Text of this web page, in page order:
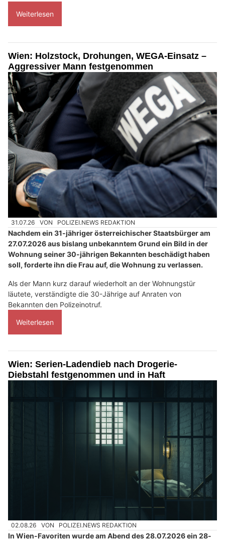
Weiterlesen
Wien: Holzstock, Drohungen, WEGA-Einsatz –
Aggressiver Mann festgenommen
31.07.26 VON POLIZEI.NEWS REDAKTION
Nachdem ein 31-jähriger österreichischer Staatsbürger am
27.07.2026 aus bislang unbekanntem Grund ein Bild in der
Wohnung seiner 30-jährigen Bekannten beschädigt haben
soll, forderte ihn die Frau auf, die Wohnung zu verlassen.
Als der Mann kurz darauf wiederholt an der Wohnungstür
läutete, verständigte die 30-Jährige auf Anraten von
Bekannten den Polizeinotruf.
Weiterlesen
Wien: Serien-Ladendieb nach Drogerie-
Diebstahl festgenommen und in Haft
02.08.26 VON POLIZEI.NEWS REDAKTION
In Wien-Favoriten wurde am Abend des 28.07.2026 ein 28-